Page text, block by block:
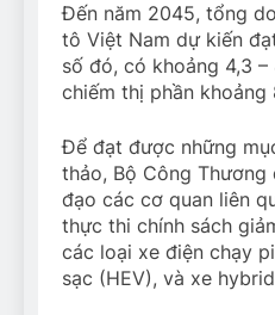
Đến năm 2045, tổng
tô Việt Nam dự kiến
số đó, có khoảng 4,3 –
chiếm thị phần khoảng
Để đạt được những
thảo, Bộ Công
đạo các cơ quan liên
thực thi chính sách
các loại xe điện chạy
sạc (HEV), và xe